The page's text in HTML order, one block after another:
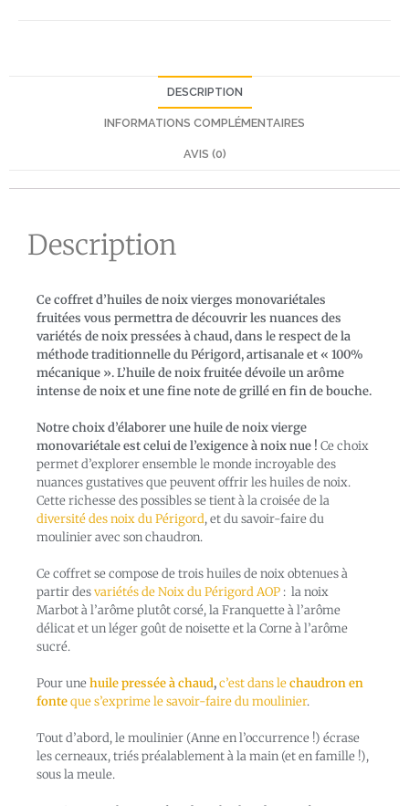
DESCRIPTION
INFORMATIONS COMPLÉMENTAIRES
AVIS (0)
Description
Ce coffret d’huiles de noix vierges monovariétales
fruitées vous permettra de découvrir les nuances des
variétés de noix pressées à chaud, dans le respect de la
méthode traditionnelle du Périgord, artisanale et « 100%
mécanique ». L’huile de noix fruitée dévoile un arôme
intense de noix et une fine note de grillé en fin de bouche.
Notre choix d’élaborer une huile de noix vierge
monovariétale est celui de l’exigence à noix nue ! Ce choix
permet d’explorer ensemble le monde incroyable des
nuances gustatives que peuvent offrir les huiles de noix.
Cette richesse des possibles se tient à la croisée de la
diversité des noix du Périgord, et du savoir-faire du
moulinier avec son chaudron.
Ce coffret se compose de trois huiles de noix obtenues à
partir desvariétés de Noix du Périgord AOP : la noix
Marbot à l’arôme plutôt corsé, la Franquette à l’arôme
délicat et un léger goût de noisette et la Corne à l’arôme
sucré.
Pour unehuile pressée à chaud,c’est dans lechaudron en
fonteque s’exprime le savoir-faire du moulinier.
Tout d’abord, le moulinier (Anne en l’occurrence !) écrase
les cerneaux, triés préalablement à la main (et en famille !),
sous la meule.